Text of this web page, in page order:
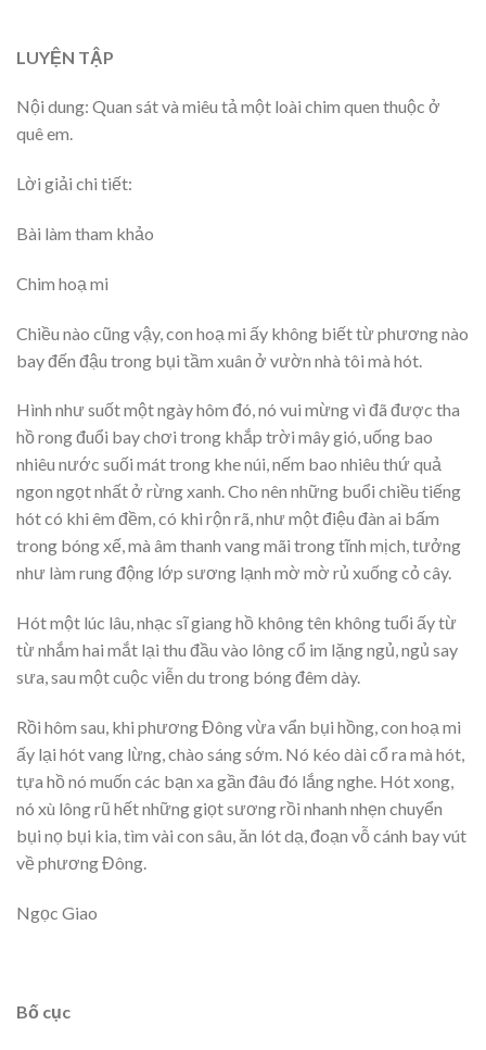
LUYỆN TẬP
Nội dung: Quan sát và miêu tả một loài chim quen thuộc ở
quê em.
Lời giải chi tiết:
Bài làm tham khảo
Chim hoạ mi
Chiều nào cũng vậy, con hoạ mi ấy không biết từ phương nào
bay đến đậu trong bụi tầm xuân ở vườn nhà tôi mà hót.
Hình như suốt một ngày hôm đó, nó vui mừng vì đã được tha
hồ rong đuổi bay chơi trong khắp trời mây gió, uống bao
nhiêu nước suối mát trong khe núi, nếm bao nhiêu thứ quả
ngon ngọt nhất ở rừng xanh. Cho nên những buổi chiều tiếng
hót có khi êm đềm, có khi rộn rã, như một điệu đàn ai bấm
trong bóng xế, mà âm thanh vang mãi trong tĩnh mịch, tưởng
như làm rung động lớp sương lạnh mờ mờ rủ xuống cỏ cây.
Hót một lúc lâu, nhạc sĩ giang hồ không tên không tuổi ấy từ
từ nhắm hai mắt lại thu đầu vào lông cổ im lặng ngủ, ngủ say
sưa, sau một cuộc viễn du trong bóng đêm dày.
Rồi hôm sau, khi phương Đông vừa vẩn bụi hồng, con hoạ mi
ấy lại hót vang lừng, chào sáng sớm. Nó kéo dài cổ ra mà hót,
tựa hồ nó muốn các bạn xa gần đâu đó lắng nghe. Hót xong,
nó xù lông rũ hết những giọt sương rồi nhanh nhẹn chuyển
bụi nọ bụi kia, tìm vài con sâu, ăn lót dạ, đoạn vỗ cánh bay vút
về phương Đông.
Ngọc Giao
Bố cục